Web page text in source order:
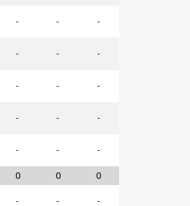
- - -
- - -
- - -
- - -
- - -
0 0 0
- - -